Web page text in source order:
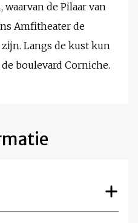
de Pilaar van
Amfitheater de
Langs de kust kun
boulevard Corniche.